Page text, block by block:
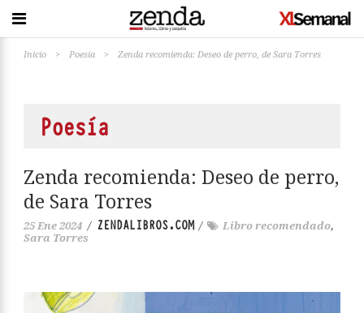
Inicio > Poesía > Zenda recomienda: Deseo de perro, de Sara Torres
Poesía
Zenda recomienda: Deseo de perro,
de Sara Torres
25 Ene 2024 / ZENDALIBROS.COM/ Libro recomendado,
Sara Torres